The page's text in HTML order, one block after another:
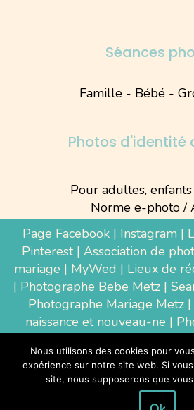
Séances
Famille - Bébé -
Photos d'identité
Pour adultes,
Norme e-photo /
Page Facebook| Instagram|
Pinterest| Association de
mariage | MyWed | Lieux de
| Photographe Bebe Metz |
Photographe Mariage Metz|
naissance et nouveau-ne |
Luxembourg|
Photographe
Nous utilisons des cookies pour
expérience sur notre site web. Si
site, nous supposerons que